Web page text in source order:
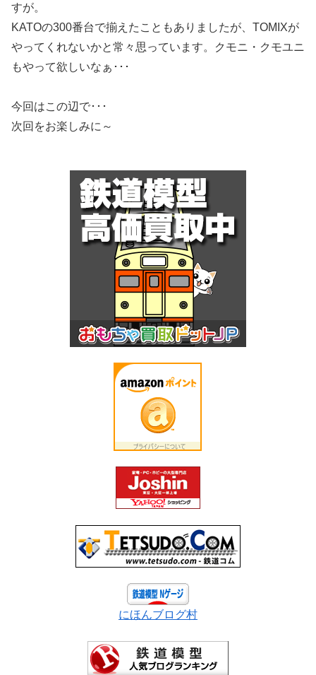
すが。
KATOの300番台で揃えたこともありましたが、TOMIXが
やってくれないかと常々思っています。クモニ・クモユニ
もやって欲しいなぁ･･･
今回はこの辺で･･･
次回をお楽しみに～
にほんブログ村